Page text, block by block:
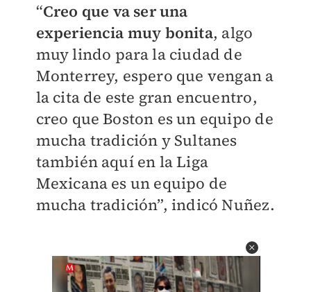
“Creo que va ser una
experiencia muy bonita, algo
muy lindo para la ciudad de
Monterrey, espero que vengan a
la cita de este gran encuentro,
creo que Boston es un equipo de
mucha tradición y Sultanes
también aquí en la Liga
Mexicana es un equipo de
mucha tradición”, indicó Nuñez.